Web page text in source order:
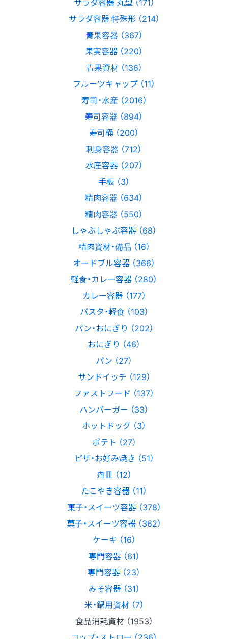
サラダ容器 特殊形 （214）
青果容器 （367）
果実容器 （220）
青果資材 （136）
フルーツキャップ （11）
寿司・水産 （2016）
寿司容器 （894）
寿司桶 （200）
刺身容器 （712）
水産容器 （207）
手板 （3）
精肉容器 （634）
精肉容器 （550）
しゃぶしゃぶ容器 （68）
精肉資材・備品 （16）
オードブル容器 （366）
軽食・カレー容器 （280）
カレー容器 （177）
パスタ・軽食 （103）
パン・おにぎり （202）
おにぎり （46）
パン （27）
サンドイッチ （129）
ファストフード （137）
ハンバーガー （33）
ホットドッグ （3）
ポテト （27）
ピザ・お好み焼き （51）
舟皿 （12）
たこやき容器 （11）
菓子・スイーツ容器 （378）
菓子・スイーツ容器 （362）
ケーキ （16）
専門容器 （61）
専門容器 （23）
みそ容器 （31）
米・鍋用資材 （7）
食品消耗資材 （1953）